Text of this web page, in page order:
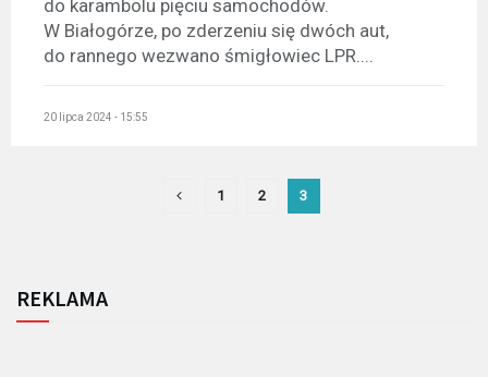
do karambolu pięciu samochodów.
W Białogórze, po zderzeniu się dwóch aut,
do rannego wezwano śmigłowiec LPR....
20 lipca 2024 - 15:55
1 2 3
REKLAMA